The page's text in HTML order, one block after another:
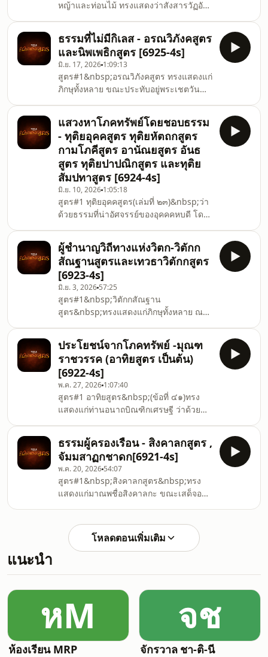
ปาจีนวังสทายวัน ซึ่งอยู่กันด้วยความ
สามัคคี ได้ทรงสนทนาและตรัสถามถึง
ญาณทัสสนะของพระเถร
หญ้าและท่อนไม้ ทรงแสดงว่าสังสารวัฏอัน
เทียบว่า แม้จะเอาหญ้าท่อนไม้ กิ่งไม้ และ
ใบไม้ในชมพูทวีปมารวมกันแล้วทำเป็นมัด
โดยสมมติแต่ละมัดว่าเป็นมารดาบิดา จน
กระทั่งใบไม้เหล่านั้นหมดไป ก็ไม่สามารถ
นับมารดาบิดาเหล่านั้นได้ครบสูตร#2 ปฐวี
สูตร&nbsp;ว่าด้วยแผ่นดิน ทรงแสดงว่า
สังสารวัฏอันมีเบื้องต้นและเบื้องปลายรู้ไม่
ได้ ทรงเปรียบเทียบ
ธรรมที่ไม่มีกิเลส - อรณวิภังคสูตร
และนิพเพธิกสูตร [6925-4s]
มิ.ย. 17, 2026 1:09:13
สูตร#1&nbsp;อรณวิภังคสูตร ทรงแสดงแก่
ภิกษุทั้งหลาย ขณะประทับอยู่พระเชตวัน
นั้นปฏิบัติตามธรรมที่ไม่มีกิเลส เว้นธรรมที่
มีกิเลสสูตร#2&nbsp;นิพเพธิกสูตร ว่าด้วย
ธรรมบรรยายที่เป็นเหตุชำแรกกิเลส ทรง
สอนให้ภิกษุทั้งหลายทราบสภาวธรรมต่าง ๆ
รวม 6 ประการดังนี้ (1) กาม เหตุเกิดแห่ง
กาม ความต่างกันแห่งกาม ความดับแห่ง
กาม ข้อปฏิบัติให้ถึงความดับแห่งกาม (2)
เวทนา... (3) สัญญา..
แสวงหาโภคทรัพย์โดยชอบธรรม
- ทุติยอุคคสูตร ทุติยหัตถกสูตร
กามโภคีสูตร อานัณยสูตร อันธ
สูตร ทุติยปาปณิกสูตร และทุติย
สัมปทาสูตร [6924-4s]
มิ.ย. 10, 2026 1:05:18
สูตร#1 ทุติยอุคคสูตร(เล่มที่ ๒๓)&nbsp;ว่า
ด้วยธรรมที่น่าอัศจรรย์ของอุคคคหบดี โดย
อัศจรรย์และน่าเลื่อมใสในธรรม 8 ประการ
สูตร#2 ทุติยหัตถกสูตร(เล่มที่
๒๓)&nbsp;ว่าด้วยการสร้างความสามัคคี
และการบริหารบริวารของหัตถกอุบาสก
ทรงตรัสถามถึงวิธีที่เขาใช้ผูกใจและดูแล
บริวารหมู่ใหญ่จนเกิดความสามัคคี หัตถก
อุบาสกราบทูลว่า เขาใช้หลัก สังคหวัตถุ ๔
ในการสงเคราะห์ผู้คน ทรงตรัสรับรองและ
ผู้ชำนาญวิถีทางแห่งวิตก-วิตักก
สัณฐานสูตรและเทวธาวิตักกสูตร
[6923-4s]
มิ.ย. 3, 2026 57:25
สูตร#1&nbsp;วิตักกสัณฐาน
สูตร&nbsp;ทรงแสดงแก่ภิกษุทั้งหลาย ณ
พิจารณาละวิตกฝ่ายอกุศล และตัวอย่าง
เปรียบเทียบ ๕ ประการ ที่เมื่อละได้แล้ว จะ
ทำให้จิตตั้งมั่น สงบ เกิดสมาธิขึ้น ตัดตัณหา
ทำที่สุดแห่งทุกข์ได้สูตร#2&nbsp;เทวธาวิ
ตักกสูตร&nbsp;ทรงแสดงแก่ภิกษุทั้งหลาย
ณ เชตวัน ว่าด้วยวิตก ๒ ประเภท (ความคิด
๒ ประเภท) คือ กุศลวิตก และอกุศลวิตก
ด้วยการมีสติแยกแยะความคิดที่
ประโยชน์จากโภคทรัพย์ -มุณฑ
ราชวรรค (อาทิยสูตร เป็นต้น)
[6922-4s]
พ.ค. 27, 2026 1:07:40
สูตร#1 อาทิยสูตร&nbsp;(ข้อที่ ๔๑)ทรง
แสดงแก่ท่านอนาถบิณฑิกเศรษฐี ว่าด้วย
ประการ ที่หามาได้ด้วยความขยันหมั่นเพียร
และสุจริตชอบธรรม เพื่อให้เกิดประโยชน์
สูงสุดในการดำเนินชีวิต ต่อให้ทรัพย์นั้นจะ
ต้องหมดสิ้นไป ก็จะไม่เดือดร้อนใจ เพราะ
ได้ใช้ทรัพย์นั้นทำประโยชน์อย่างคุ้มค่าและ
ถูกต้องแล้วสูตร#2 สัปปุริสสูตร&nbsp;(ข้อ
ที่๔๒) ทรงแสดงแก่ภิกษุทั้งหลาย ว่าด้วย
การเกิดมาของสัตบ
ธรรมผู้ครองเรือน - สิงคาลกสูตร ,
จัมมสาฏกชาดก[6921-4s]
พ.ค. 20, 2026 54:07
สูตร#1&nbsp;สิงคาลกสูตร&nbsp;ทรง
แสดงแก่มาณพชื่อสิงคาลกะ ขณะเสด็จออก
ของอริยวินัย ทรงทอดพระเนตรเห็นสิงคาล
กมาณพกำลังไหว้ทิศอยู่แต่เช้าตรู่ มีผมและ
ว่า ในอริยวินัยเขาไม่ได้ไหว้ทิศกันแบบนี้
เขาทูลถามว่า ในอริยวินัย เขาไหว
โหลดตอนเพิ่มเติม
แนะนำ
หM
ห้องเรียน MRP
จช
จักรวาล ชา-ติ-นี